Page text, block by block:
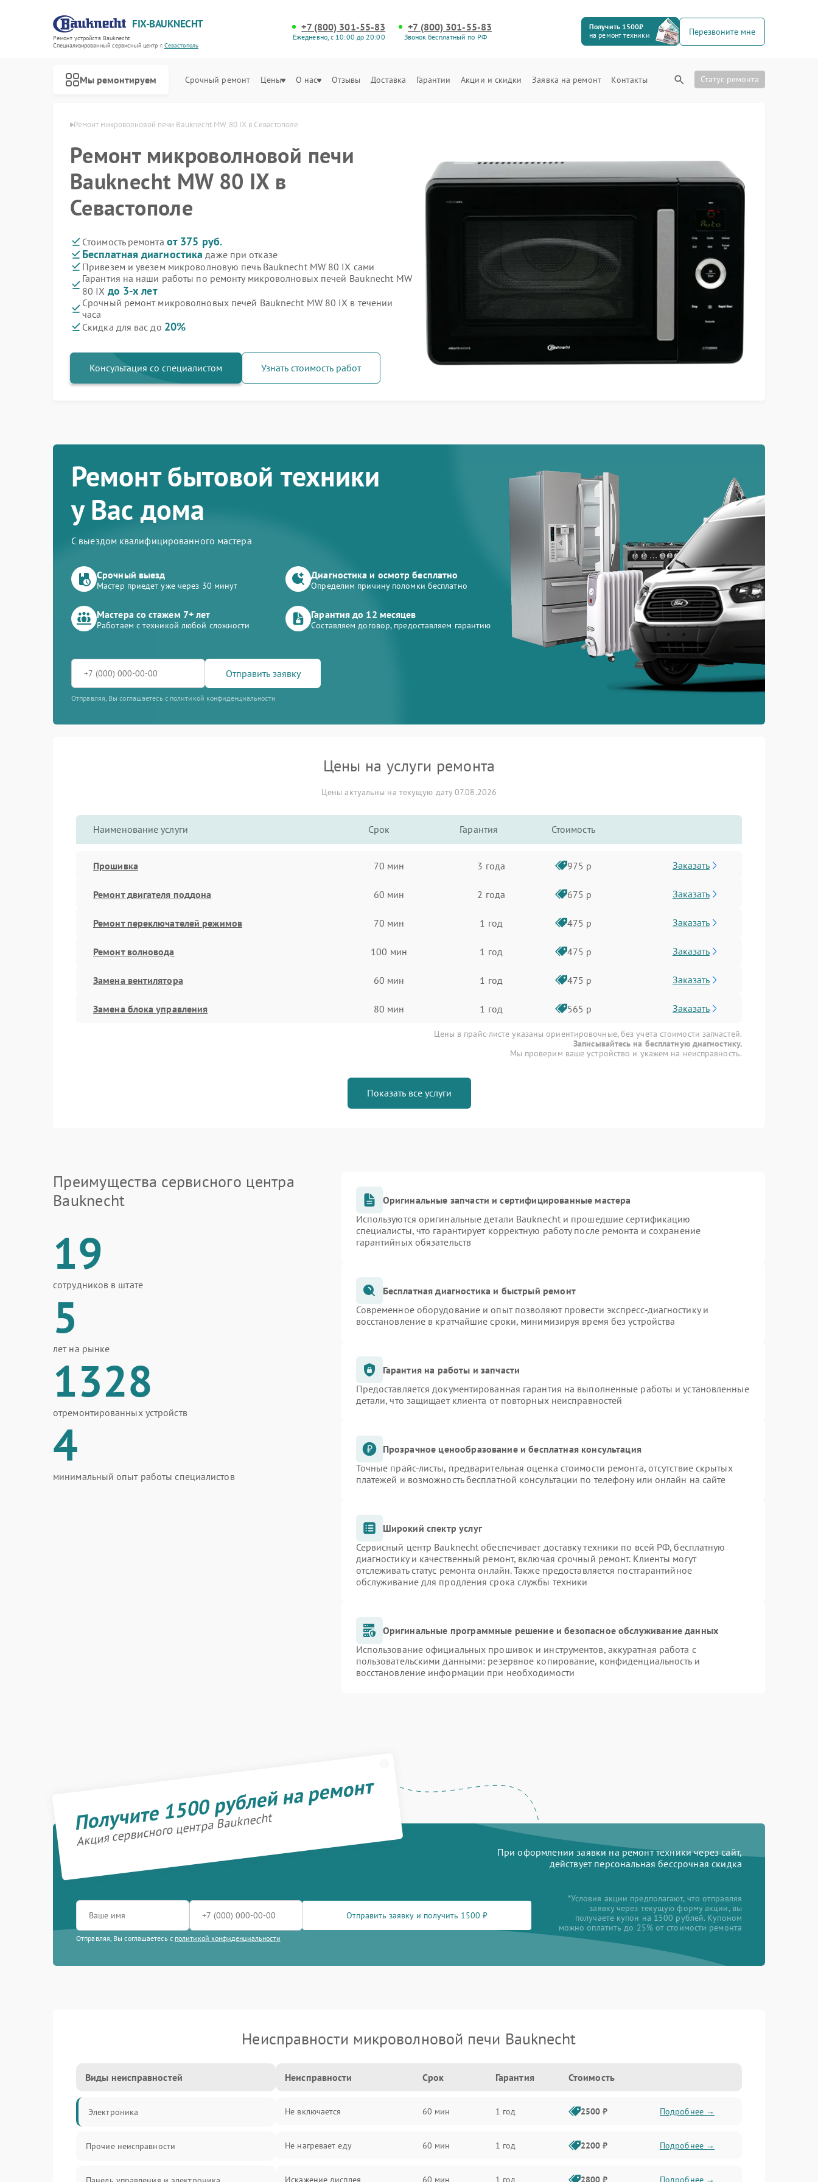
FIX-BAUKNECHT
Ремонт устройств Bauknecht
Специализированный cервисный центр г.Севастополь
+7 (800) 301-55-83
Ежедневно, с 10:00 до 20:00
+7 (800) 301-55-83
Звонок бесплатный по РФ
Получить 1500₽
на ремонт техники
Перезвоните мне
Мы ремонтируем Срочный ремонт Цены О нас Отзывы Доставка Гарантии Акции и скидки Заявка на ремонт Контакты Статус ремонта
Ремонт микроволновой печи Bauknecht MW 80 IX в Севастополе
Ремонт микроволновой печи
Bauknecht MW 80 IX в
Севастополе
Стоимость ремонта от 375 руб.
Бесплатная диагностика даже при отказе
Привезем и увезем микроволновую печь Bauknecht MW 80 IX сами
Гарантия на наши работы по ремонту микроволновых печей Bauknecht MW
80 IX до 3-х лет
Срочный ремонт микроволновых печей Bauknecht MW 80 IX в течении
часа
Скидка для вас до 20%
Консультация со специалистом Узнать стоимость работ
Ремонт бытовой техники
у Вас дома
С выездом квалифицированного мастера
Срочный выезд
Мастер приедет уже через 30 минут
Диагностика и осмотр бесплатно
Определим причину поломки бесплатно
Мастера со стажем 7+ лет
Работаем с техникой любой сложности
Гарантия до 12 месяцев
Составляем договор, предоставляем гарантию
Отправить заявку
Отправляя, Вы соглашаетесь с политикой конфиденциальности
Цены на услуги ремонта
Цены актуальны на текущую дату 07.08.2026
Наименование услуги Срок Гарантия Стоимость
Прошивка 70 мин 3 года 975 р Заказать
Ремонт двигателя поддона 60 мин 2 года 675 р Заказать
Ремонт переключателей режимов 70 мин 1 год 475 р Заказать
Ремонт волновода 100 мин 1 год 475 р Заказать
Замена вентилятора 60 мин 1 год 475 р Заказать
Замена блока управления 80 мин 1 год 565 р Заказать
Цены в прайс-листе указаны ориентировочные, без учета стоимости запчастей.
Записывайтесь на бесплатную диагностику.
Мы проверим ваше устройство и укажем на неисправность.
Показать все услуги
Преимущества сервисного центра
Bauknecht
19
сотрудников в штате
5
лет на рынке
1328
отремонтированных устройств
4
минимальный опыт работы специалистов
Оригинальные запчасти и сертифицированные мастера
Используются оригинальные детали Bauknecht и прошедшие сертификацию
специалисты, что гарантирует корректную работу после ремонта и сохранение
гарантийных обязательств
Бесплатная диагностика и быстрый ремонт
Современное оборудование и опыт позволяют провести экспресс-диагностику и
восстановление в кратчайшие сроки, минимизируя время без устройства
Гарантия на работы и запчасти
Предоставляется документированная гарантия на выполненные работы и установленные
детали, что защищает клиента от повторных неисправностей
Прозрачное ценообразование и бесплатная консультация
Точные прайс-листы, предварительная оценка стоимости ремонта, отсутствие скрытых
платежей и возможность бесплатной консультации по телефону или онлайн на сайте
Широкий спектр услуг
Сервисный центр Bauknecht обеспечивает доставку техники по всей РФ, бесплатную
диагностику и качественный ремонт, включая срочный ремонт. Клиенты могут
отслеживать статус ремонта онлайн. Также предоставляется постгарантийное
обслуживание для продления срока службы техники
Оригинальные программные решение и безопасное обслуживание данных
Использование официальных прошивок и инструментов, аккуратная работа с
пользовательскими данными: резервное копирование, конфиденциальность и
восстановление информации при необходимости
Получите 1500 рублей на ремонт
Акция сервисного центра Bauknecht
При оформлении заявки на ремонт техники через сайт,
действует персональная бессрочная скидка
Отправить заявку и получить 1500 ₽
Отправляя, Вы соглашаетесь с политикой конфиденциальности
*Условия акции предполагают, что отправляя
заявку через текущую форму акции, вы
получаете купон на 1500 рублей. Купоном
можно оплатить до 25% от стоимости ремонта
Неисправности микроволновой печи Bauknecht
Виды неисправностей
Электроника
Прочие неисправности
Неисправности Срок Гарантия Стоимость
Не включается 60 мин 1 год 2500 ₽ Подробнее →
Не нагревает еду 60 мин 1 год 2200 ₽ Подробнее →
Искажение дисплея 60 мин 1 год 2800 ₽ Подробнее →